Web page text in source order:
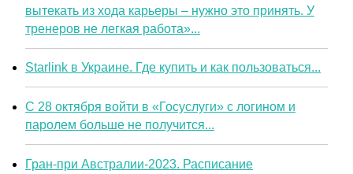
вытекать из хода карьеры – нужно это принять. У
тренеров не легкая работа»...
Starlink в Украине. Где купить и как пользоваться...
С 28 октября войти в «Госуслуги» с логином и
паролем больше не получится...
Гран-при Австралии-2023. Расписание